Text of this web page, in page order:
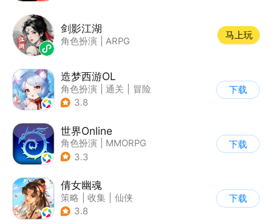
剑影江湖
角色扮演 ARPG
马上玩
造梦西游OL
角色扮演 通关
冒险
| 剧情
3.8
下载
世界Online
角色扮演
MMORPG
| 冒险
3.3
下载
倩女幽魂
策略 收集
仙侠
| 倩女幽魂
3.8
下载